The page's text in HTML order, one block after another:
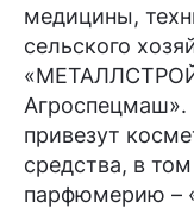
медицины,
сельского
Агроспецмаш».
привезут
средства, в
парфюмерию –